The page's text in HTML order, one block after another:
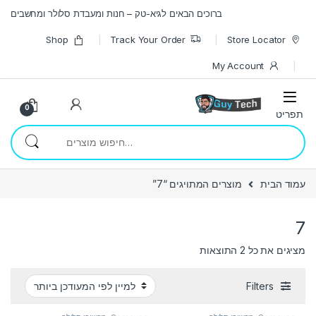
ברוכים הבאים לגיא-טק – חנות ומעבדת סלולר ומחשבים
Store Locator
Track Your Order
Shop
My Account
0
חיפוש עבור:
עמוד הבית מוצרים המתויגים “7”
7
מציגים את כל ⁦2⁩ התוצאות ממוין לפי הפריט העדכני ביותר
Filters